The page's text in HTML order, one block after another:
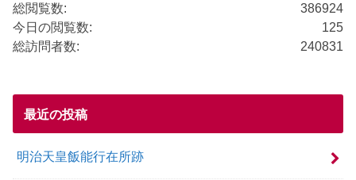
386924
総閲覧数:
125
今日の閲覧数:
240831
総訪問者数:
最近の投稿
明治天皇飯能行在所跡